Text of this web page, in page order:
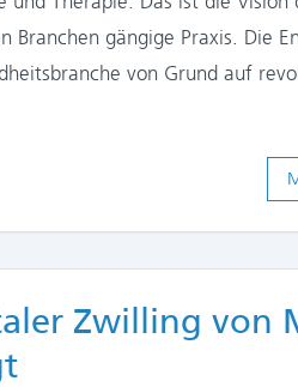
Branchen gängige Praxis. Die
von Grund auf
Zwilling von